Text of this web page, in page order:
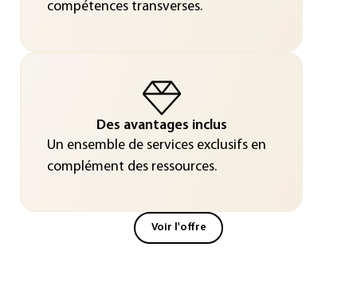
compétences transverses.
Des avantages inclus
Un ensemble de services exclusifs en
complément des ressources.
Voir l'offre